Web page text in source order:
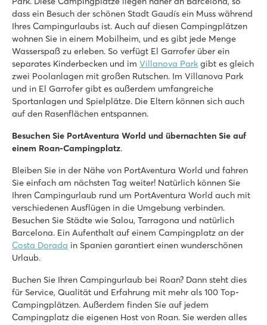
dass ein Besuch der schönen Stadt Gaudís ein Muss während
Ihres Campingurlaubs ist. Auch auf diesen Campingplätzen
wohnen Sie in einem Mobilheim, und es gibt jede Menge
Wasserspaß zu erleben. So verfügt El Garrofer über ein
separates Kinderbecken und im Villanova Park gibt es gleich
zwei Poolanlagen mit großen Rutschen. Im Villanova Park
und in El Garrofer gibt es außerdem umfangreiche
Sportanlagen und Spielplätze. Die Eltern können sich auch
auf den Rasenflächen entspannen.
Besuchen Sie PortAventura World und übernachten Sie auf
einem Roan-Campingplatz.
Bleiben Sie in der Nähe von PortAventura World und fahren
Sie einfach am nächsten Tag weiter! Natürlich können Sie
Ihren Campingurlaub rund um PortAventura World auch mit
verschiedenen Ausflügen in die Umgebung verbinden.
Besuchen Sie Städte wie Salou, Tarragona und natürlich
Barcelona. Ein Aufenthalt auf einem Campingplatz an der
Costa Dorada in Spanien garantiert einen wunderschönen
Urlaub.
Buchen Sie Ihren Campingurlaub bei Roan? Dann steht dies
für Service, Qualität und Erfahrung mit mehr als 100 Top-
Campingplätzen. Außerdem finden Sie auf jedem
Campingplatz die eigenen Host von Roan. Sie werden alles